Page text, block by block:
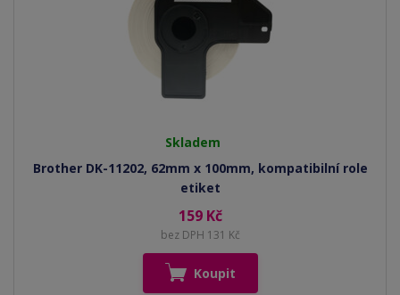
Skladem
Brother DK-11202, 62mm x 100mm, kompatibilní role
etiket
159 Kč
bez DPH 131 Kč
Koupit